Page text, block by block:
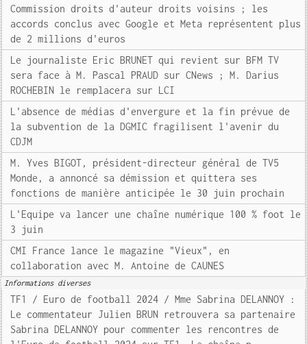
Commission droits d'auteur droits voisins ; les
accords conclus avec Google et Meta représentent plus
de 2 millions d'euros
Le journaliste Eric BRUNET qui revient sur BFM TV
sera face à M. Pascal PRAUD sur CNews ; M. Darius
ROCHEBIN le remplacera sur LCI
L'absence de médias d'envergure et la fin prévue de
la subvention de la DGMIC fragilisent l'avenir du
CDJM
M. Yves BIGOT, président-directeur général de TV5
Monde, a annoncé sa démission et quittera ses
fonctions de manière anticipée le 30 juin prochain
L'Equipe va lancer une chaîne numérique 100 % foot le
3 juin
CMI France lance le magazine "Vieux", en
collaboration avec M. Antoine de CAUNES
Informations diverses
TF1 / Euro de football 2024 / Mme Sabrina DELANNOY :
Le commentateur Julien BRUN retrouvera sa partenaire
Sabrina DELANNOY pour commenter les rencontres de